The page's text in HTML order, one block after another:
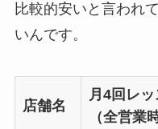
比較的安いと言われ
いんです。
店舗名
月4回レ
（全営業